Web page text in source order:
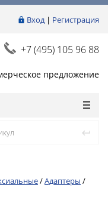
Вход| Регистрация
+7 (495) 105 96 88
предложение
/Адаптеры /